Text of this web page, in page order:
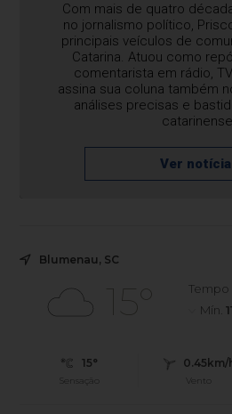
Com mais de quatro
no jornalismo político,
principais veículos de
Catarina. Atuou como
comentarista em rádio,
assina sua coluna também
análises precisas e
Ver
Blumenau, SC
15°
Mín.
15°
Sensação
0.45km/
Vento